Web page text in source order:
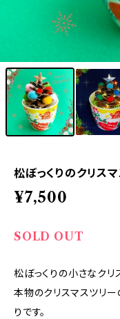
松ぼっくりのクリス
¥7,500
SOLD OUT
松ぼっくりの小さなクリ
本物のクリスマスツリ
りです。